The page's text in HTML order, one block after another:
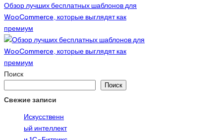
Обзор лучших бесплатных шаблонов для
WooCommerce, которые выглядят как
премиум
Поиск
Поиск
Свежие записи
Искусственн
ый интеллект